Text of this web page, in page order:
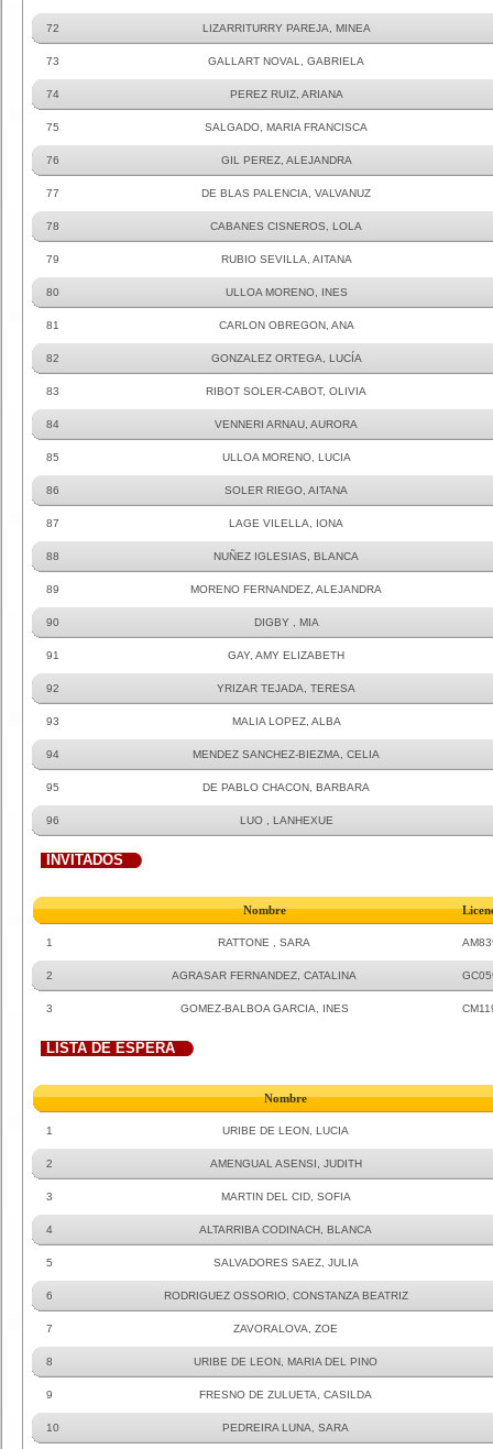
72 LIZARRITURRY PAREJA, MINEA
73 GALLART NOVAL, GABRIELA
74 PEREZ RUIZ, ARIANA
75 SALGADO, MARIA FRANCISCA
76 GIL PEREZ, ALEJANDRA
77 DE BLAS PALENCIA, VALVANUZ
78 CABANES CISNEROS, LOLA
79 RUBIO SEVILLA, AITANA
80 ULLOA MORENO, INES
81 CARLON OBREGON, ANA
82 GONZALEZ ORTEGA, LUCÍA
83 RIBOT SOLER-CABOT, OLIVIA
84 VENNERI ARNAU, AURORA
85 ULLOA MORENO, LUCIA
86 SOLER RIEGO, AITANA
87 LAGE VILELLA, IONA
88 NUÑEZ IGLESIAS, BLANCA
89 MORENO FERNANDEZ, ALEJANDRA
90 DIGBY , MIA
91 GAY, AMY ELIZABETH
92 YRIZAR TEJADA, TERESA
93 MALIA LOPEZ, ALBA
94 MENDEZ SANCHEZ-BIEZMA, CELIA
95 DE PABLO CHACON, BARBARA
96 LUO , LANHEXUE
INVITADOS
Nombre
1 RATTONE , SARA
2 AGRASAR FERNANDEZ, CATALINA
3 GOMEZ-BALBOA GARCIA, INES
LISTA DE ESPERA
Nombre
1 URIBE DE LEON, LUCIA
2 AMENGUAL ASENSI, JUDITH
3 MARTIN DEL CID, SOFIA
4 ALTARRIBA CODINACH, BLANCA
5 SALVADORES SAEZ, JULIA
6 RODRIGUEZ OSSORIO, CONSTANZA BEATRIZ
7 ZAVORALOVA, ZOE
8 URIBE DE LEON, MARIA DEL PINO
9 FRESNO DE ZULUETA, CASILDA
10 PEDREIRA LUNA, SARA